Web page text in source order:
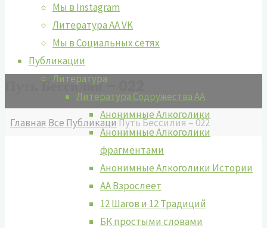
Мы в Instagram
Литература АА VK
Мы в Социальных сетях
Публикации
Литература
Литература Содружества АА
Анонимные Алкоголики
Анонимные Алкоголики
фрагментами
Анонимные Алкоголики Истории
АА Взрослеет
12 Шагов и 12 Традиций
БК простыми словами
Путь Бессилия – 022
Главная Все ПубликациПуть Бессилия – 022